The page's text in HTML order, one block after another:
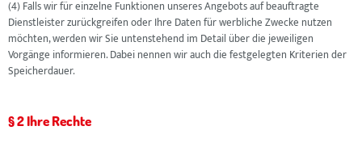
(4) Falls wir für einzelne Funktionen unseres Angebots auf beauftragte
Dienstleister zurückgreifen oder Ihre Daten für werbliche Zwecke nutzen
möchten, werden wir Sie untenstehend im Detail über die jeweiligen
Vorgänge informieren. Dabei nennen wir auch die festgelegten Kriterien der
Speicherdauer.
§ 2 Ihre Rechte